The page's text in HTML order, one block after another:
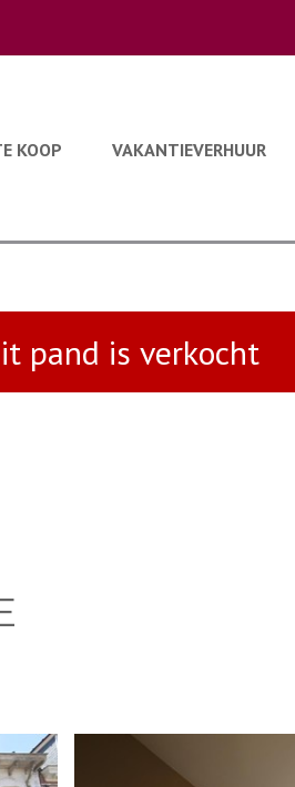
KOOP VAKANTIEVERHUUR
pand is verkocht